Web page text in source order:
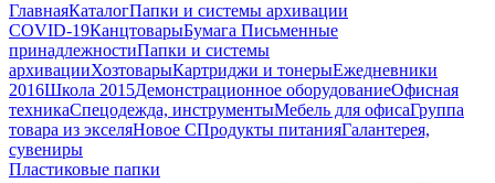
ГлавнаяКаталогПапки и системы архивации
COVID-19КанцтоварыБумага Письменные
принадлежностиПапки и системы
архивацииХозтоварыКартриджи и тонерыЕжедневники
2016Школа 2015Демонстрационное оборудованиеОфисная
техникаСпецодежда, инструментыМебель для офисаГруппа
товара из экселяНовое СПродукты питанияГалантерея,
сувениры
Пластиковые папки